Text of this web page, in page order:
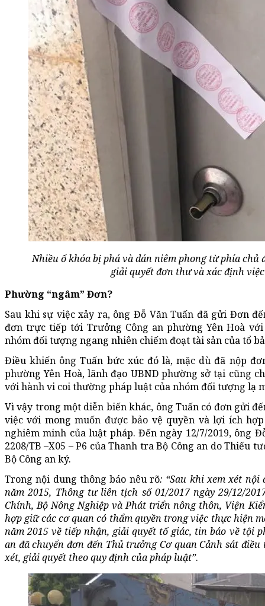
Nhiều ổ khóa bị phá và dán niêm phong từ phía chủ
giải quyết đơn thư và xác định
Phường “ngâm” Đơn?
Sau khi sự việc xảy ra, ông Đỗ Văn Tuấn đã gửi Đơn
đơn trực tiếp tới Trưởng Công an phường Yên Hoà
nhóm đối tượng ngang nhiên chiếm đoạt tài sản của tổ
Điều khiến ông Tuấn bức xúc đó là, mặc dù đã nộp
phường Yên Hoà, lãnh đạo UBND phường sở tại cũng
với hành vi coi thường pháp luật của nhóm đối tượng lạ
Vì vậy trong một diễn biến khác, ông Tuấn có đơn gửi
việc với mong muốn được bảo vệ quyền và lợi ích
nghiêm minh của luật pháp. Đến ngày 12/7/2019, ông
2208/TB –X05 – P6 của Thanh tra Bộ Công an do Thiếu
Bộ Công an ký.
Trong nội dung thông báo nêu rõ: “Sau khi xem xét
năm 2015, Thông tư liên tịch số 01/2017 ngày 29/12/
Chính, Bộ Nông Nghiệp và Phát triển nông thôn, Viện
hợp giữ các cơ quan có thẩm quyền trong việc thực hiện
năm 2015 về tiếp nhận, giải quyết tố giác, tin báo về tội
an đã chuyển đơn đến Thủ trưởng Cơ quan Cảnh sát điều
xét, giải quyết theo quy định của pháp luật”.